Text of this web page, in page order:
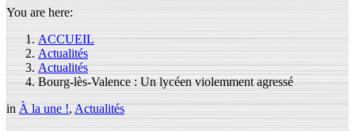
You are here:
ACCUEIL
Actualités
Actualités
Bourg-lès-Valence : Un lycéen violemment agressé
in À la une !, Actualités